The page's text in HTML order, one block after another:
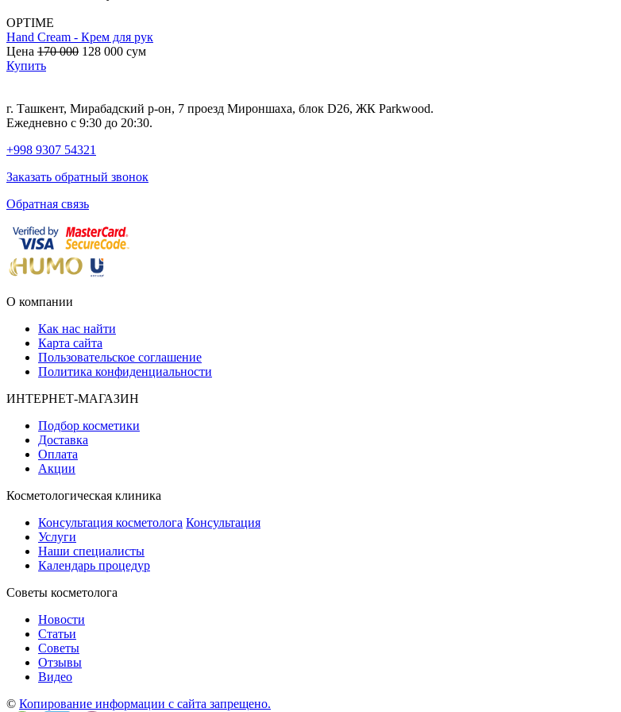
OPTIME
Hand Cream - Крем для рук
Цена 170 000 128 000 сум
Купить
г. Ташкент, Мирабадский р-он, 7 проезд Мироншаха, блок D26, ЖК Раrkwood.
Ежедневно с 9:30 до 20:30.
+998 9307 54321
Заказать обратный звонок
Обратная связь
О компании
Как нас найти
Карта сайта
Пользовательское соглашение
Политика конфиденциальности
ИНТЕРНЕТ-МАГАЗИН
Подбор косметики
Доставка
Оплата
Акции
Косметологическая клиника
Консультация косметолога Консультация
Услуги
Наши специалисты
Календарь процедур
Cоветы косметолога
Новости
Статьи
Советы
Отзывы
Видео
© Копирование информации с сайта запрещено.